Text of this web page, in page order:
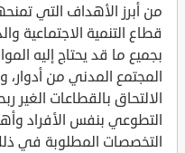
من أبرز الأهداف التي
قطاع التنمية
بجميع ما قد يحتاج إليه
المجتمع المدني من
الالتحاق بالقطاعات الغير
التطوعي بنفس الأفراد
التخصصات المطلوبة في